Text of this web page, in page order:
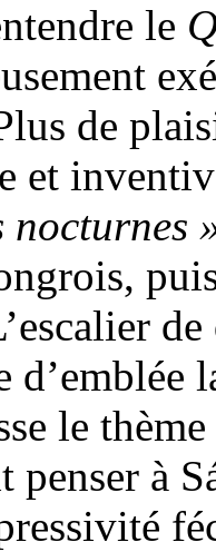
le
de
et
nocturnes
d’emblée
le
penser à